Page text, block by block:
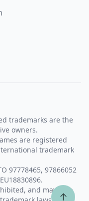
trademarks are the
owners.
are registered
trademark
97778465, 97866052
and may be a
↑